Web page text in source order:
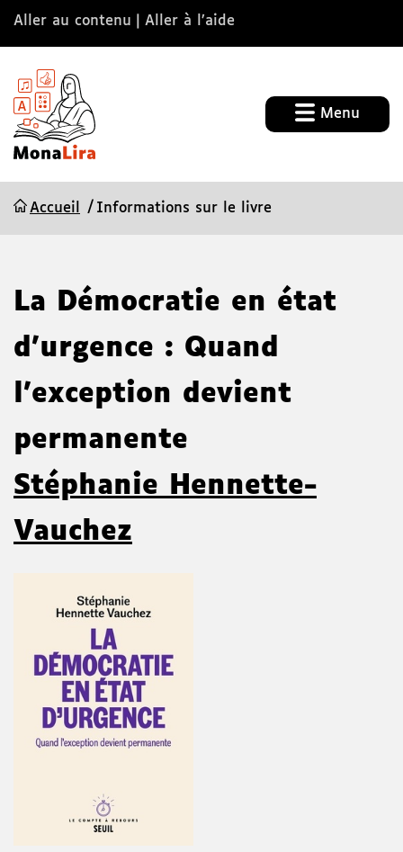
Aller au contenu Aller à l’aide
Menu
Accueil Informations sur le livre
La Démocratie en état
d'urgence : Quand
l'exception devient
permanente
Stéphanie Hennette-
Vauchez